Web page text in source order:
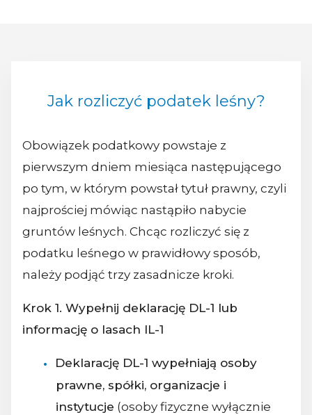
Jak rozliczyć podatek leśny?
Obowiązek podatkowy powstaje z
pierwszym dniem miesiąca następującego
po tym, w którym powstał tytuł prawny, czyli
najprościej mówiąc nastąpiło nabycie
gruntów leśnych. Chcąc rozliczyć się z
podatku leśnego w prawidłowy sposób,
należy podjąć trzy zasadnicze kroki.
Krok 1. Wypełnij deklarację DL-1 lub
informację o lasach IL-1
Deklarację DL-1 wypełniają osoby
prawne, spółki, organizacje i
instytucje (osoby fizyczne wyłącznie